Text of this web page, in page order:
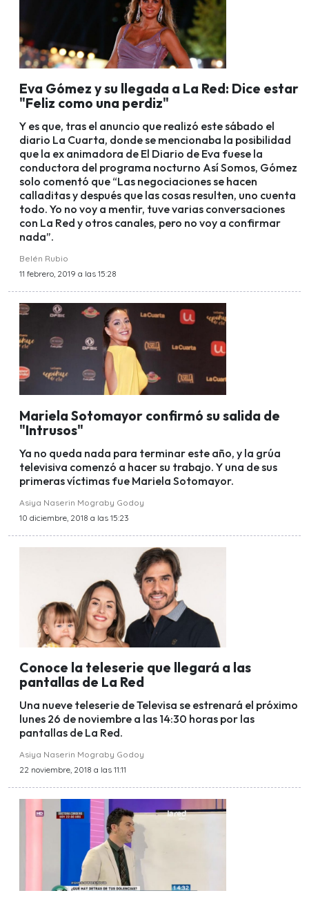
Eva Gómez y su llegada a La Red: Dice estar
"Feliz como una perdiz"
Y es que, tras el anuncio que realizó este sábado el
diario La Cuarta, donde se mencionaba la posibilidad
que la ex animadora de El Diario de Eva fuese la
conductora del programa nocturno Así Somos, Gómez
solo comentó que “Las negociaciones se hacen
calladitas y después que las cosas resulten, uno cuenta
todo. Yo no voy a mentir, tuve varias conversaciones
con La Red y otros canales, pero no voy a confirmar
nada”.
Belén Rubio
11 febrero, 2019 a las 15:28
Mariela Sotomayor confirmó su salida de
"Intrusos"
Ya no queda nada para terminar este año, y la grúa
televisiva comenzó a hacer su trabajo. Y una de sus
primeras víctimas fue Mariela Sotomayor.
Asiya Naserin Mograby Godoy
10 diciembre, 2018 a las 15:23
Conoce la teleserie que llegará a las
pantallas de La Red
Una nueve teleserie de Televisa se estrenará el próximo
lunes 26 de noviembre a las 14:30 horas por las
pantallas de La Red.
Asiya Naserin Mograby Godoy
22 noviembre, 2018 a las 11:11